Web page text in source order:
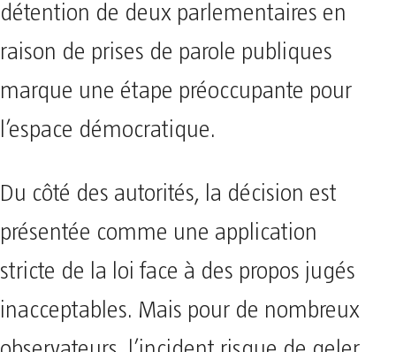
détention de deux parlementaires en
raison de prises de parole publiques
marque une étape préoccupante pour
l’espace démocratique.
Du côté des autorités, la décision est
présentée comme une application
stricte de la loi face à des propos jugés
inacceptables. Mais pour de nombreux